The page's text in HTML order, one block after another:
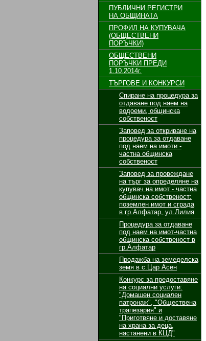
ПУБЛИЧНИ РЕГИСТРИ
НА ОБЩИНАТА
ПРОФИЛ НА КУПУВАЧА
(ОБЩЕСТВЕНИ
ПОРЪЧКИ)
ОБЩЕСТВЕНИ
ПОРЪЧКИ ПРЕДИ
1.10.2014г.
ТЪРГОВЕ И КОНКУРСИ
Спиране на процедура за
отдаване под наем на
водоеми, общинска
собственост
Заповед за откриване на
процедура за отдаване
под наем на имоти -
частна общинска
собственост
Заповед за провеждане
на търг за определяне на
купувач на имот - частна
общинска собственост:
поземлен имот и сграда
в гр.Алфатар, ул.Лилия
Процедура за отдаване
под наем на имот-частна
общинска собственост в
гр.Алфатар
Продажба на земеделска
земя в с.Цар Асен
Конкурс за предоставяне
на социални услуги:
"Домашен социален
патронаж", "Обществена
трапезария" и
"Приготвяне и доставяне
на храна за деца,
настанени в КЦД"